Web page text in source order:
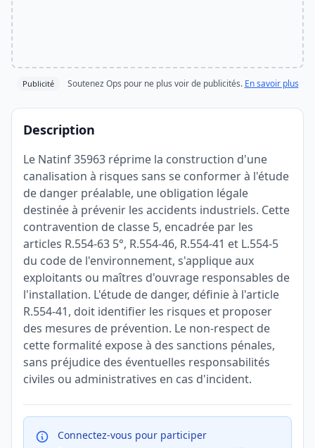
Publicité Soutenez Ops pour ne plus voir de publicités. En savoir plus
Description
Le Natinf 35963 réprime la construction d'une
canalisation à risques sans se conformer à l'étude
de danger préalable, une obligation légale
destinée à prévenir les accidents industriels. Cette
contravention de classe 5, encadrée par les
articles R.554-63 5°, R.554-46, R.554-41 et L.554-5
du code de l'environnement, s'applique aux
exploitants ou maîtres d'ouvrage responsables de
l'installation. L'étude de danger, définie à l'article
R.554-41, doit identifier les risques et proposer
des mesures de prévention. Le non-respect de
cette formalité expose à des sanctions pénales,
sans préjudice des éventuelles responsabilités
civiles ou administratives en cas d'incident.
Connectez-vous pour participer